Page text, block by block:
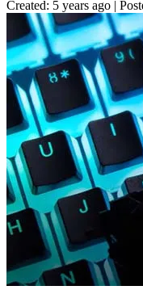
Created: 5 years ago |